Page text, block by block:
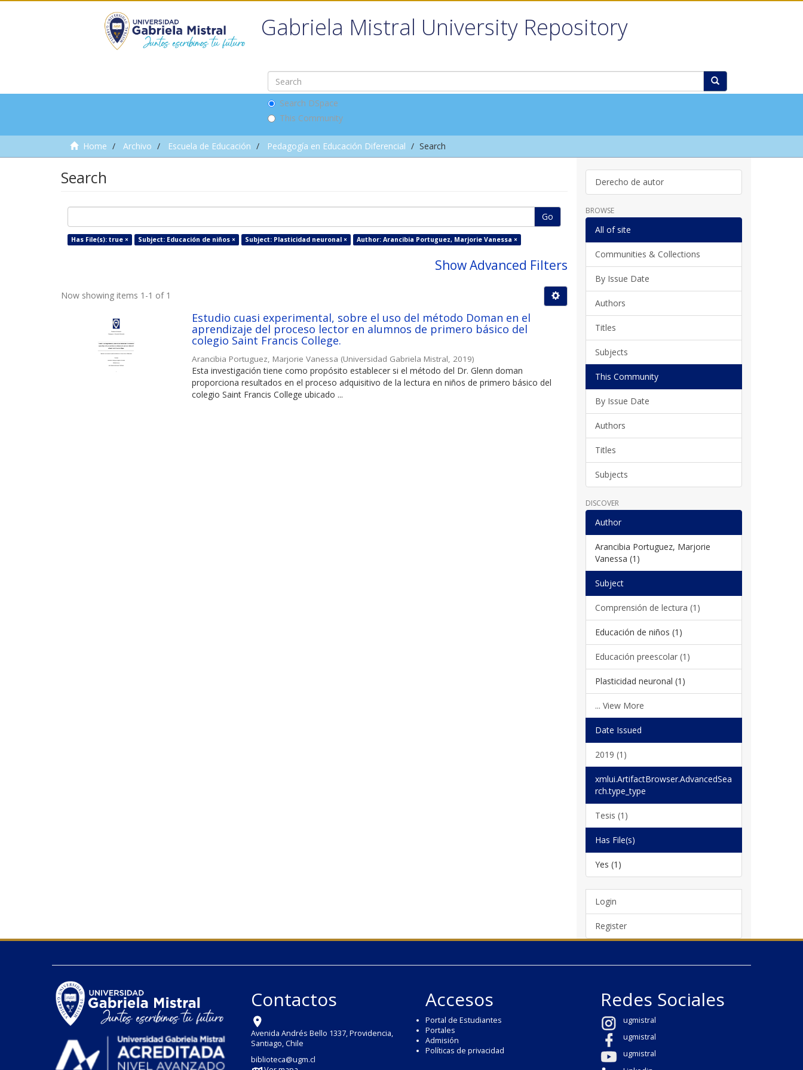
Gabriela Mistral University Repository
Search DSpace
This Community
Home Archivo Escuela de Educación Pedagogía en Educación Diferencial Search
Search
Go
Has File(s): true × Subject: Educación de niños × Subject: Plasticidad neuronal × Author: Arancibia Portuguez, Marjorie Vanessa ×
Show Advanced Filters
Now showing items 1-1 of 1
Estudio cuasi experimental, sobre el uso del método Doman en el
aprendizaje del proceso lector en alumnos de primero básico del
colegio Saint Francis College.
Arancibia Portuguez, Marjorie Vanessa (Universidad Gabriela Mistral 2019)
Esta investigación tiene como propósito establecer si el método del Dr. Glenn doman
proporciona resultados en el proceso adquisitivo de la lectura en niños de primero básico del
colegio Saint Francis College ubicado ...
Derecho de autor
BROWSE
All of site
Communities & Collections
By Issue Date
Authors
Titles
Subjects
This Community
By Issue Date
Authors
Titles
Subjects
DISCOVER
Author
Arancibia Portuguez, Marjorie
Vanessa (1)
Subject
Comprensión de lectura (1)
Educación de niños (1)
Educación preescolar (1)
Plasticidad neuronal (1)
... View More
Date Issued
2019 (1)
xmlui.ArtifactBrowser.AdvancedSea
rch.type_type
Tesis (1)
Has File(s)
Yes (1)
Login
Register
Contactos
Avenida Andrés Bello 1337, Providencia,
Santiago, Chile
biblioteca@ugm.cl
Accesos
Portal de Estudiantes
Portales
Admisión
Políticas de privacidad
Redes Sociales
ugmistral
ugmistral
ugmistral